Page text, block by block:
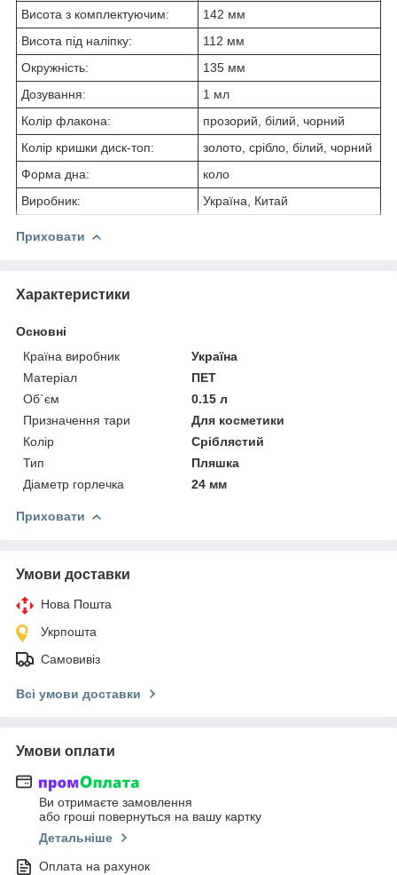
Висота з комплектуючим:
142 мм
Висота під наліпку:
112 мм
Окружність:
135 мм
Дозування:
1 мл
Колір флакона:
прозорий, білий, чорний
Колір кришки диск-топ:
золото, срібло, білий, чорний
Форма дна:
коло
Виробник:
Україна, Китай
Приховати
Характеристики
Основні
Країна виробник
Україна
Матеріал
ПЕТ
Об`єм
0.15 л
Призначення тари
Для косметики
Колір
Сріблястий
Тип
Пляшка
Діаметр горлечка
24 мм
Приховати
Умови доставки
Нова Пошта
Укрпошта
Самовивіз
Всі умови доставки
Умови оплати
Ви отримаєте замовлення
або гроші повернуться на вашу картку
Детальніше
Оплата на рахунок